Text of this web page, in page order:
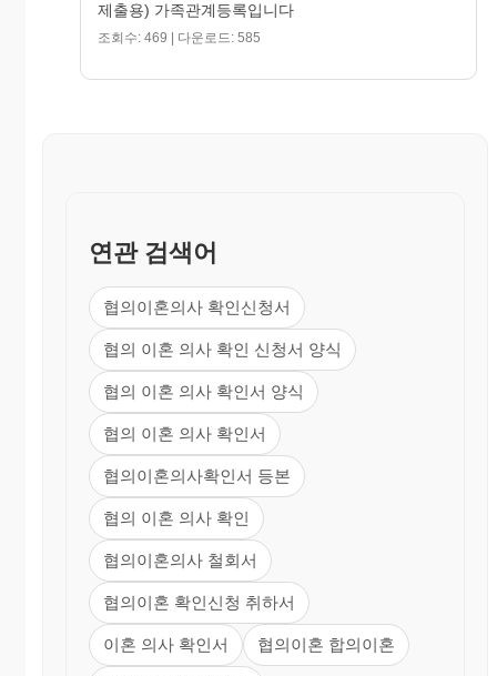
제출용) 가족관계등록입니다
조회수: 469 | 다운로드: 585
연관 검색어
협의이혼의사 확인신청서
협의 이혼 의사 확인 신청서 양식
협의 이혼 의사 확인서 양식
협의 이혼 의사 확인서
협의이혼의사확인서 등본
협의 이혼 의사 확인
협의이혼의사 철회서
협의이혼 확인신청 취하서
이혼 의사 확인서 협의이혼 합의이혼